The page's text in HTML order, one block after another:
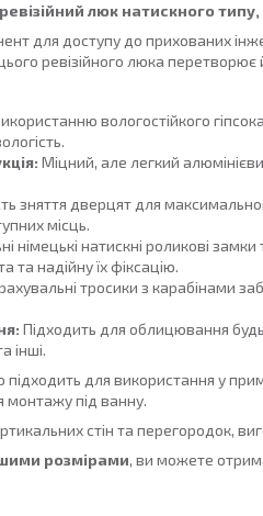
люк натискного
для доступу до прихованих
ревізійного люка
вологостійкого
Міцний, але легкий
зняття дверцят для
місць.
німецькі натискні роликові
та надійну їх фіксацію.
тросики з карабінами
Підходить для облицювання
інші.
підходить для використання у
монтажу під ванну.
стін та перегородок,
розмірами, ви можете